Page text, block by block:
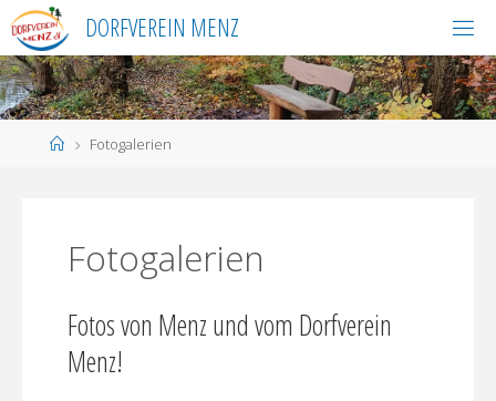
Skip
to
content
DORFVEREIN MENZ
HomeFotogalerien
Fotogalerien
Fotos von Menz und vom Dorfverein
Menz!